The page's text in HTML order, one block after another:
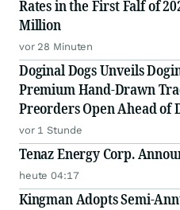
Rates in the First Falf of
Million
vor 28 Minuten
Doginal Dogs Unveils
Premium Hand-Drawn
Preorders Open Ahead of
vor 1 Stunde
Tenaz Energy Corp.
heute 04:17
Kingman Adopts Semi-